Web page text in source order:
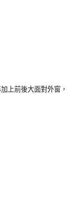
上前後大面對外窗，